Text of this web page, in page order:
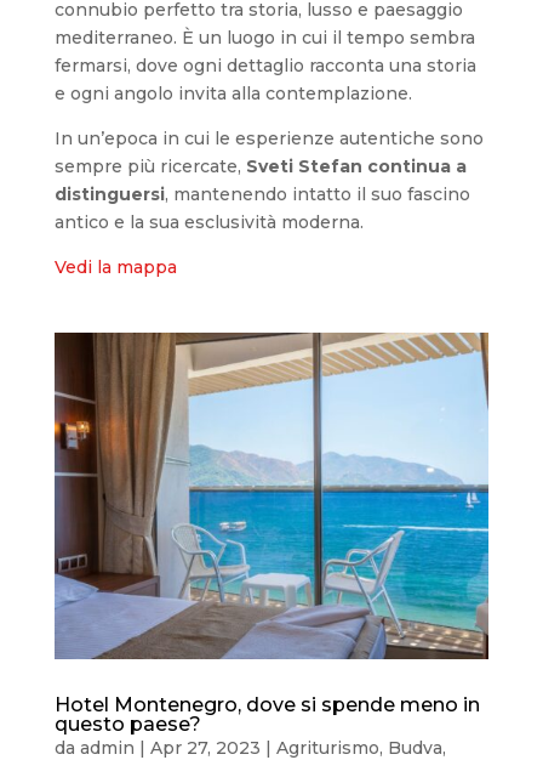
connubio perfetto tra storia, lusso e paesaggio
mediterraneo. È un luogo in cui il tempo sembra
fermarsi, dove ogni dettaglio racconta una storia
e ogni angolo invita alla contemplazione.
In un’epoca in cui le esperienze autentiche sono
sempre più ricercate, Sveti Stefan continua a
distinguersi, mantenendo intatto il suo fascino
antico e la sua esclusività moderna.
Vedi la mappa
Hotel Montenegro, dove si spende meno in
questo paese?
da admin | Apr 27, 2023 | Agriturismo, Budva,